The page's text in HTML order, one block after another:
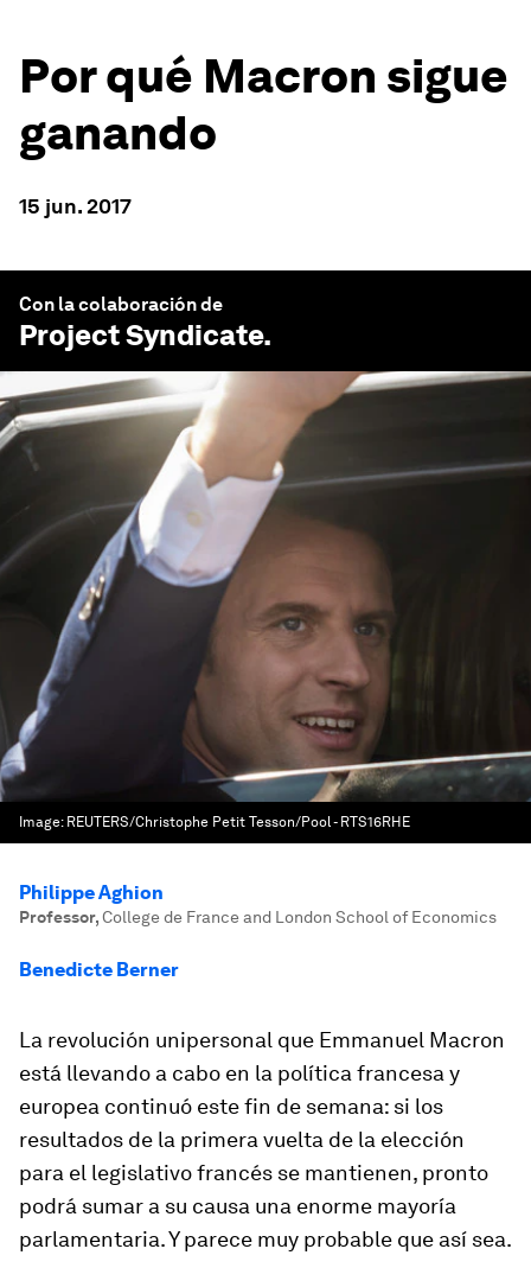
Por qué Macron sigue
ganando
15 jun. 2017
Con la colaboración de
Project Syndicate.
Image: REUTERS/Christophe Petit Tesson/Pool - RTS16RHE
Philippe Aghion
Professor,College de France and London School of Economics
Benedicte Berner
La revolución unipersonal que Emmanuel Macron
está llevando a cabo en la política francesa y
europea continuó este fin de semana: si los
resultados de la primera vuelta de la elección
para el legislativo francés se mantienen, pronto
podrá sumar a su causa una enorme mayoría
parlamentaria. Y parece muy probable que así sea.